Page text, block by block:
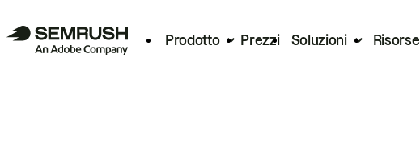
Prodotto Prezzi Soluzioni Risorse